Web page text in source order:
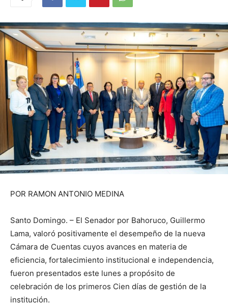
POR RAMON ANTONIO MEDINA
Santo Domingo. – El Senador por Bahoruco, Guillermo
Lama, valoró positivamente el desempeño de la nueva
Cámara de Cuentas cuyos avances en materia de
eficiencia, fortalecimiento institucional e independencia,
fueron presentados este lunes a propósito de
celebración de los primeros Cien días de gestión de la
institución.